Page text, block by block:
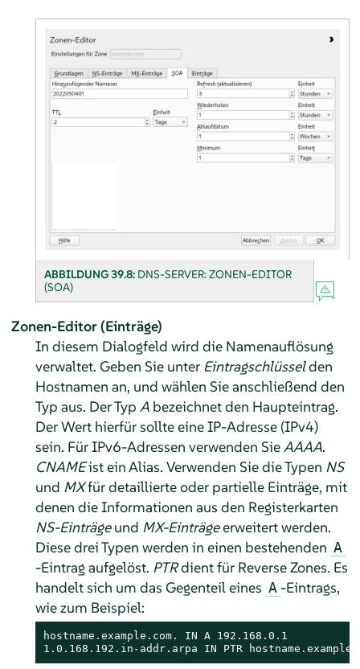
ABBILDUNG 39.8: DNS-SERVER: ZONEN-EDITOR
(SOA)
Zonen-Editor (Einträge)
In diesem Dialogfeld wird die Namenauflösung
verwaltet. Geben Sie unter Eintragschlüsselden
Hostnamen an, und wählen Sie anschließend den
Typ aus. Der Typ Abezeichnet den Haupteintrag.
Der Wert hierfür sollte eine IP-Adresse (IPv4)
sein. Für IPv6-Adressen verwenden SieAAAA.
CNAMEist ein Alias. Verwenden Sie die Typen NS
und MXfür detaillierte oder partielle Einträge, mit
denen die Informationen aus den Registerkarten
NS-Einträgeund MX-Einträgeerweitert werden.
Diese drei Typen werden in einen bestehenden A
-Eintrag aufgelöst. PTRdient für Reverse Zones. Es
handelt sich um das Gegenteil eines A -Eintrags,
wie zum Beispiel:
hostname.example.com. IN A 192.168.0.1
1.0.168.192.in-addr.arpa IN PTR